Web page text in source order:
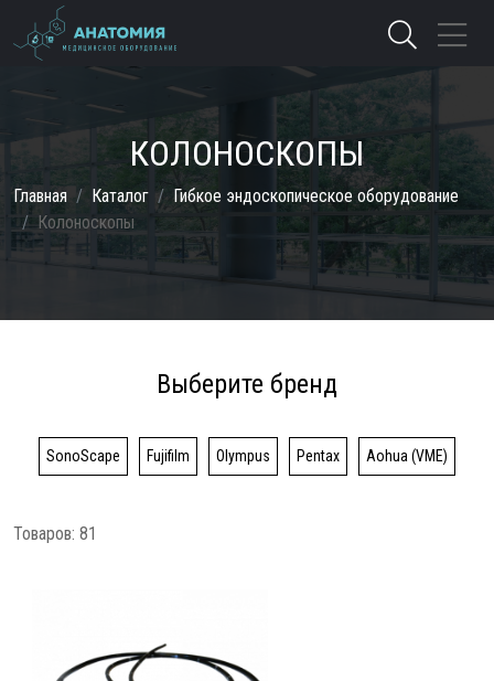
КОЛОНОСКОПЫ
Главная Каталог
Гибкое эндоскопическое оборудование
Колоноскопы
Выберите бренд
SonoScape Fujifilm Olympus Pentax Aohua (VME)
Товаров: 81